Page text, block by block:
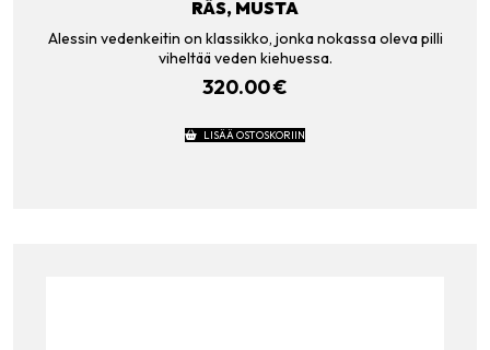
RÄS, MUSTA
Alessin vedenkeitin on klassikko, jonka nokassa oleva pilli
viheltää veden kiehuessa.
320.00€
LISÄÄ OSTOSKORIIN